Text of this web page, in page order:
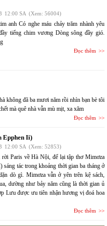
12:00 SA (Xem: 56004)
anh Có nghe máu chảy trăm nhành yêu
tiếng chim vương Dòng sông đầy gió.
Đọc thêm
không đã ba mươi năm rồi nhìn bạn bè tôi
mà quê nhà vẫn mù mịt, xa xăm
Đọc thêm
Epphen Ii)
12:00 SA (Xem: 52853)
Paris về Hà Nội, để lại tập thơ Mimơza
tác trong khoảng thời gian ba tháng ở
dò gì. Mimơza vẫn ở yên trên kệ sách,
dường như bảy năm cũng là thời gian ủ
Lưu được ưu tiên nhận hương vị đoá hoa
Đọc thêm